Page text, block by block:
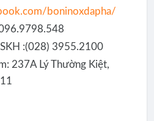
boninoxdapha/
:(028) 3955.2100
237A Lý Thường Kiệt,